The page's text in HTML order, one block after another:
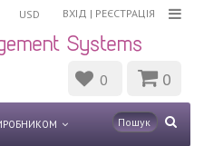
ВХІД | РЕЄСТРАЦІЯ
USD
0 0